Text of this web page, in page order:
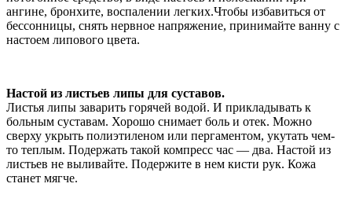
ангине, бронхите, воспалении легких.Чтобы избавиться от
бессонницы, снять нервное напряжение, принимайте ванну с
настоем липового цвета.
Настой из листьев липы для суставов.
Листья липы заварить горячей водой. И прикладывать к
больным суставам. Хорошо снимает боль и отек. Можно
сверху укрыть полиэтиленом или пергаментом, укутать чем-
то теплым. Подержать такой компресс час — два. Настой из
листьев не выливайте. Подержите в нем кисти рук. Кожа
станет мягче.